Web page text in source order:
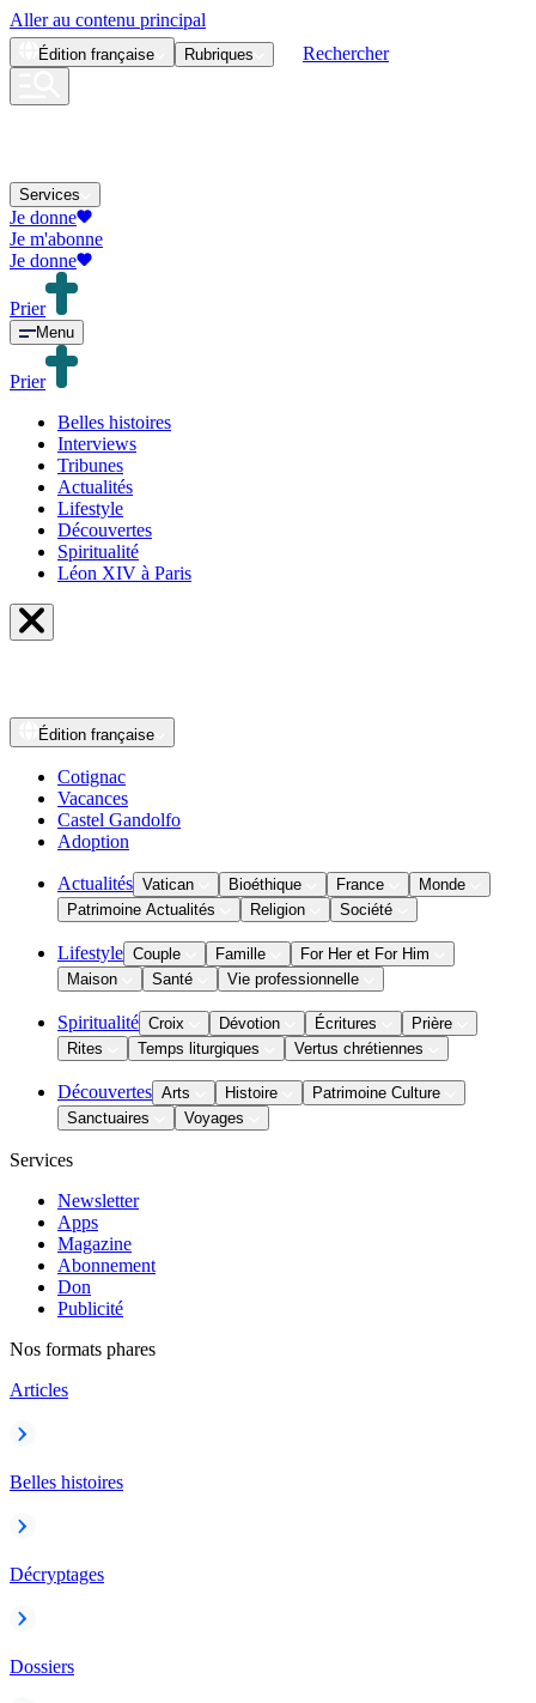
Aller au contenu principal
Édition française Rubriques Rechercher
Services
Je donne
Je m'abonne
Je donne
Prier
Menu
Prier
Belles histoires
Interviews
Tribunes
Actualités
Lifestyle
Découvertes
Spiritualité
Léon XIV à Paris
Édition française
Cotignac
Vacances
Castel Gandolfo
Adoption
Actualités Vatican Bioéthique France
Monde
Patrimoine Actualités
Religion Société
Lifestyle Couple Famille
For Her et For Him
Maison
Santé Vie professionnelle
Spiritualité Croix Dévotion Écritures
Prière
Rites
Temps liturgiques Vertus chrétiennes
Découvertes Arts Histoire
Patrimoine Culture
Sanctuaires
Voyages
Services
Newsletter
Apps
Magazine
Abonnement
Don
Publicité
Nos formats phares
Articles
Belles histoires
Décryptages
Dossiers